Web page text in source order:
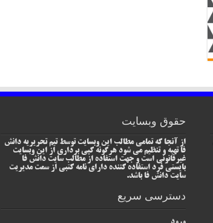
حقوق وبسایت
از آنجا که تمامی مطالب این وبسایت توسط تیم تحریریه دانش
فا تهیه و تنظیم می شود هرگونه کپی برداری از این وبسایت
غیرقانونی است و جهت استفاده از مطالب سایت دانش فا
بایستی فرد استفاده کننده دارای نامه کتبی از سمت مدیریت
سایت دانش فا باشد.
دسترسی سریع